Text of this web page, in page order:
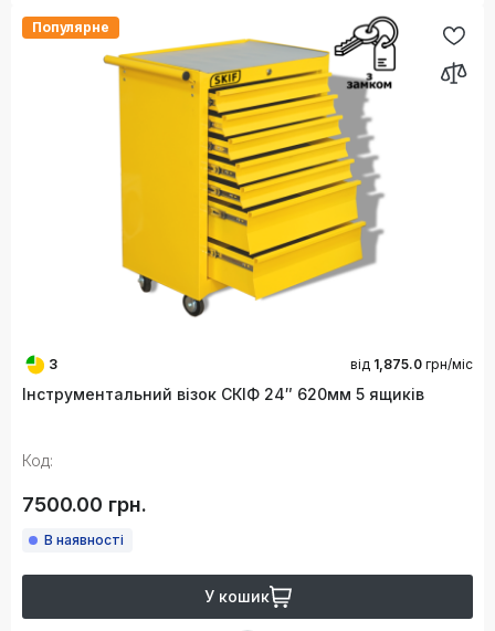
Популярне
3 від 1,875.0 грн/міс
Інструментальний візок СКІФ 24″ 620мм 5 ящиків
Код:
7500.00 грн.
В наявності
У кошик